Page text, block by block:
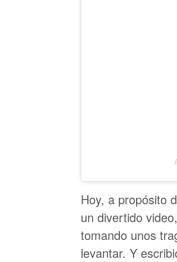
Hoy, a propósito
un divertido
tomando unos
levantar. Y